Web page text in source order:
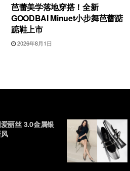
芭蕾美学落地穿搭！全新
GOODBAI Minuet小步舞芭蕾踮
踮鞋上市
2026年8月1日
丽丝 3.0金属银